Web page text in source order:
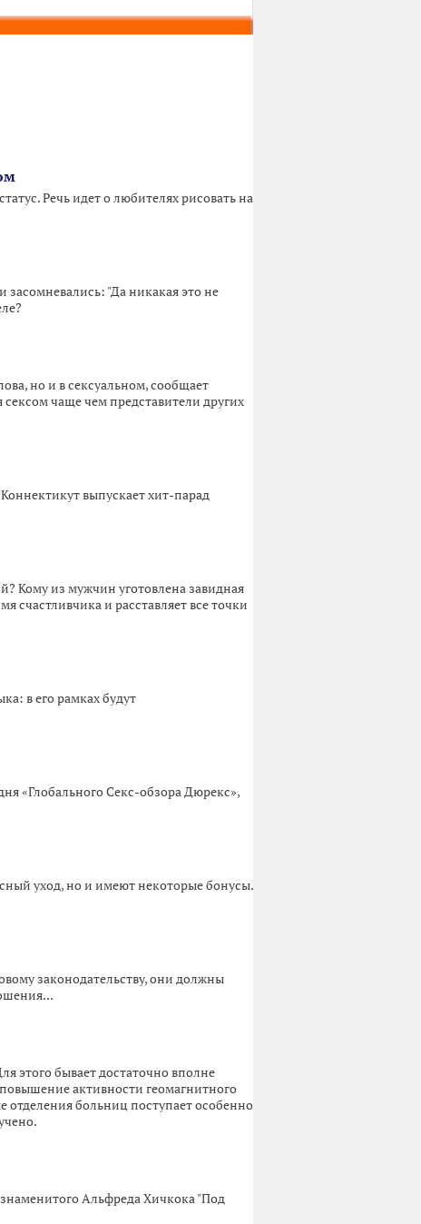
Речь идет о любителях рисовать на
"Да никакая это не
но и в сексуальном, сообщает
чаще чем представители других
выпускает хит-парад
Кому из мужчин уготовлена завидная
счастливчика и расставляет все точки
в его рамках будут
«Глобального Секс-обзора Дюрекс»,
уход, но и имеют некоторые бонусы.
законодательству, они должны
этого бывает достаточно вполне
активности геомагнитного
больниц поступает особенно
Альфреда Хичкока "Под